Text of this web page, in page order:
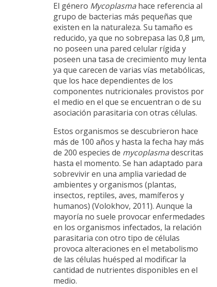
El género Mycoplasma hace referencia al
grupo de bacterias más pequeñas que
existen en la naturaleza. Su tamaño es
reducido, ya que no sobrepasa las 0,8 µm,
no poseen una pared celular rígida y
poseen una tasa de crecimiento muy lenta
ya que carecen de varias vías metabólicas,
que los hace dependientes de los
componentes nutricionales provistos por
el medio en el que se encuentran o de su
asociación parasitaria con otras células.
Estos organismos se descubrieron hace
más de 100 años y hasta la fecha hay más
de 200 especies de mycoplasmadescritas
hasta el momento. Se han adaptado para
sobrevivir en una amplia variedad de
ambientes y organismos (plantas,
insectos, reptiles, aves, mamíferos y
humanos) (Volokhov, 2011). Aunque la
mayoría no suele provocar enfermedades
en los organismos infectados, la relación
parasitaria con otro tipo de células
provoca alteraciones en el metabolismo
de las células huésped al modificar la
cantidad de nutrientes disponibles en el
medio.